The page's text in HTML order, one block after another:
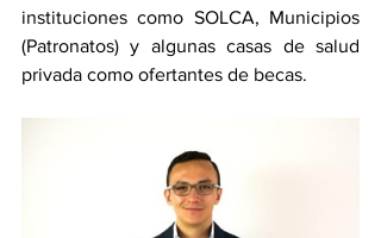
instituciones como SOLCA, Municipios
(Patronatos) y algunas casas de salud
privada como ofertantes de becas.